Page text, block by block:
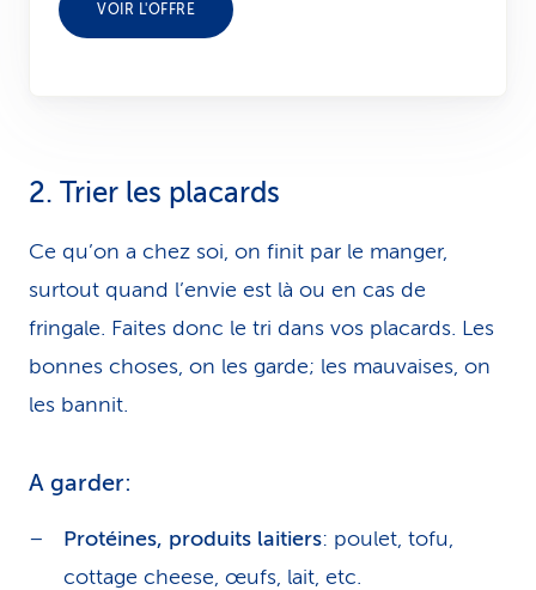
VOIR L'OFFRE
2. Trier les placards
Ce qu’on a chez soi, on finit par le manger,
surtout quand l’envie est là ou en cas de
fringale. Faites donc le tri dans vos placards. Les
bonnes choses, on les garde; les mauvaises, on
les bannit.
A garder:
Protéines, produits laitiers: poulet, tofu,
cottage cheese, œufs, lait, etc.